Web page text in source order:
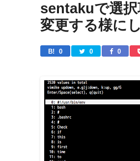
sentakuで選
変更する様に
B! 0 0 0